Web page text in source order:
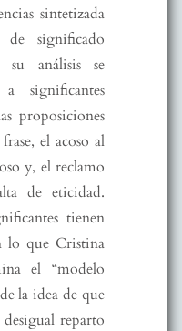
sintetizada
significado
su análisis se
significantes
proposiciones
el acoso al
y, el reclamo
de eticidad.
tienen
lo que Cristina
el “modelo
la idea de que
reparto